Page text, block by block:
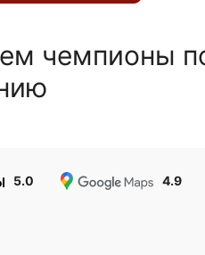
чемпионы
5.0 4.9